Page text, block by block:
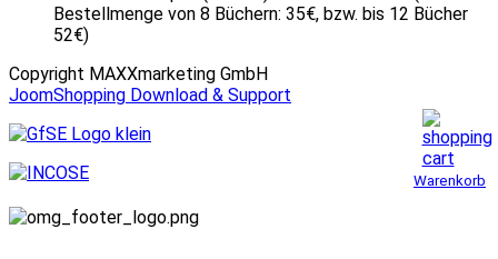
Bestellmenge von 8 Büchern: 35€, bzw. bis 12 Bücher
52€)
Copyright MAXXmarketing GmbH
JoomShopping Download & Support
Warenkorb